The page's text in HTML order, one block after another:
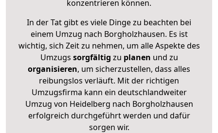
konzentrieren können.
In der Tat gibt es viele Dinge zu beachten bei
einem Umzug nach Borgholzhausen. Es ist
wichtig, sich Zeit zu nehmen, um alle Aspekte des
Umzugs sorgfältig zu planen und zu
organisieren, um sicherzustellen, dass alles
reibungslos verläuft. Mit der richtigen
Umzugsfirma kann ein deutschlandweiter
Umzug von Heidelberg nach Borgholzhausen
erfolgreich durchgeführt werden und dafür
sorgen wir.